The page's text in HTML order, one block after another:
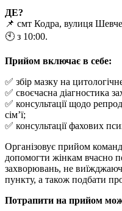
ДЕ?
📌 смт Кодра, вулиця
🕙 з 10:00.
Прийом включає в себе:
✅ збір мазку на
✅ своєчасна діагностика
✅ консультації щодо
сім’ї;
✅ консультації фахових
Організовує прийом
допомогти жінкам вчасно
захворювань, не
пункту, а також подбати
Потрапити на прийом